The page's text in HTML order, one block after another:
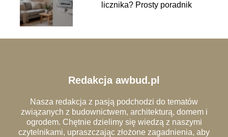
licznika? Prosty poradnik
Redakcja awbud.pl
Nasza redakcja z pasją podchodzi do tematów
związanych z budownictwem, architekturą, domem i
ogrodem. Chętnie dzielimy się wiedzą z naszymi
czytelnikami, upraszczając złożone zagadnienia, aby